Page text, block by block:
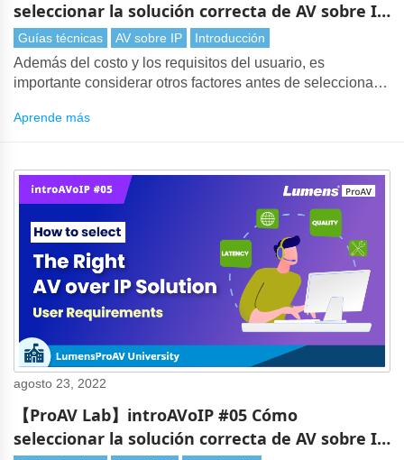
seleccionar la solución correcta de AV sobre IP
- Consideraciones finales y descripción general
Guías técnicas AV sobre IP Introducción
Además del costo y los requisitos del usuario, es
importante considerar otros factores antes de seleccionar
Aprende más
agosto 23, 2022
【ProAV Lab】introAVoIP #05 Cómo
seleccionar la solución correcta de AV sobre IP